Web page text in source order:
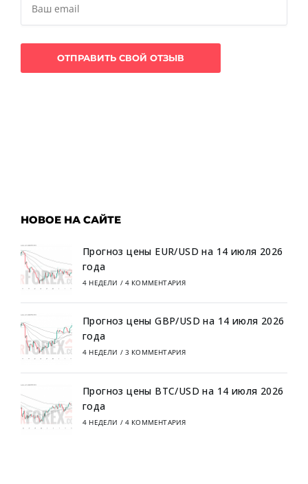
НОВОЕ НА САЙТЕ
Прогноз цены EUR/USD на 14 июля 2026
года
4 НЕДЕЛИ / 4 КОММЕНТАРИЯ
Прогноз цены GBP/USD на 14 июля 2026
года
4 НЕДЕЛИ / 3 КОММЕНТАРИЯ
Прогноз цены BTC/USD на 14 июля 2026
года
4 НЕДЕЛИ / 4 КОММЕНТАРИЯ